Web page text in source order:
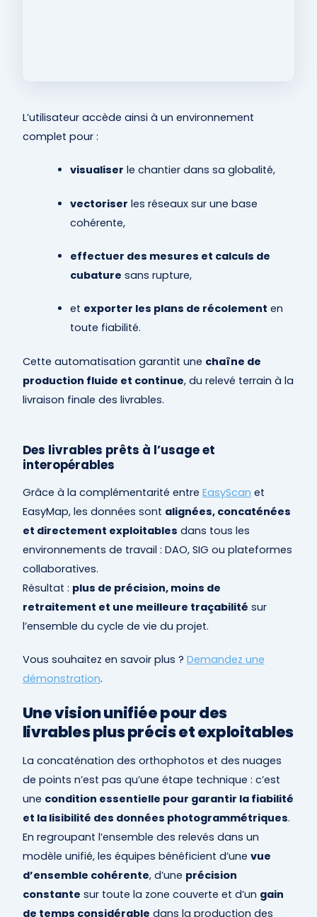
L’utilisateur accède ainsi à un environnement
complet pour :
visualiser le chantier dans sa globalité,
vectoriser les réseaux sur une base
cohérente,
effectuer des mesures et calculs de
cubature sans rupture,
et exporter les plans de récolement en
toute fiabilité.
Cette automatisation garantit une chaîne de
production fluide et continue, du relevé terrain à la
livraison finale des livrables.
Des livrables prêts à l’usage et
interopérables
Grâce à la complémentarité entre EasyScan et
EasyMap, les données sont alignées, concaténées
et directement exploitables dans tous les
environnements de travail : DAO, SIG ou plateformes
collaboratives.
Résultat : plus de précision, moins de
retraitement et une meilleure traçabilité sur
l’ensemble du cycle de vie du projet.
Vous souhaitez en savoir plus ? Demandez une
démonstration.
Une vision unifiée pour des
livrables plus précis et exploitables
La concaténation des orthophotos et des nuages
de points n’est pas qu’une étape technique : c’est
une condition essentielle pour garantir la fiabilité
et la lisibilité des données photogrammétriques.
En regroupant l’ensemble des relevés dans un
modèle unifié, les équipes bénéficient d’une vue
d’ensemble cohérente, d’une précision
constante sur toute la zone couverte et d’un gain
de temps considérable dans la production des